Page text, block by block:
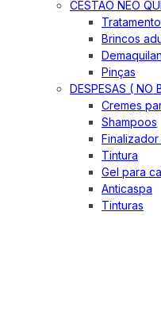
CESTÃO NEO
Brincos
Pinças
DESPESAS ( NO
Cremes
Shampoos
Tintura
Gel para
Anticaspa
Tinturas